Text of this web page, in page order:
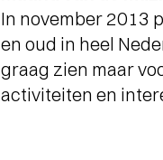
In november 2013
en oud in heel
graag zien maar
activiteiten en